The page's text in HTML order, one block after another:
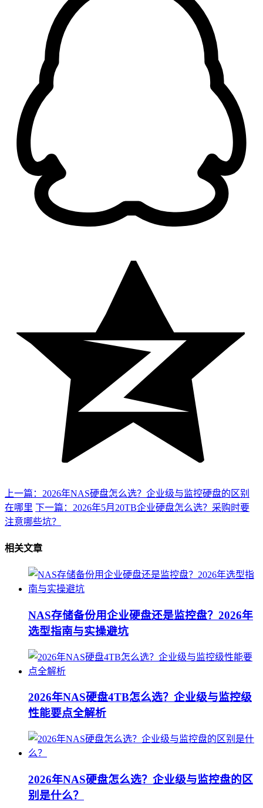
上一篇：2026年NAS硬盘怎么选？企业级与监控硬盘的区别
在哪里 下一篇：2026年5月20TB企业硬盘怎么选？采购时要
注意哪些坑？
相关文章
NAS存储备份用企业硬盘还是监控盘？2026年
选型指南与实操避坑
2026年NAS硬盘4TB怎么选？企业级与监控级
性能要点全解析
2026年NAS硬盘怎么选？企业级与监控盘的区
别是什么？